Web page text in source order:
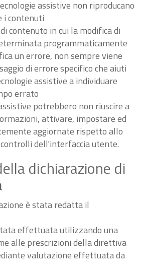
assistive non riproducano
contenuti
contenuto in cui la modifica di
programmaticamente
un errore, non sempre viene
di errore specifico che aiuti
assistive a individuare
errato
potrebbero non riuscire a
attivare, impostare ed
aggiornate rispetto allo
dell'interfaccia utente.
dichiarazione di
è stata redatta il
effettuata utilizzando una
alle prescrizioni della direttiva
valutazione effettuata da